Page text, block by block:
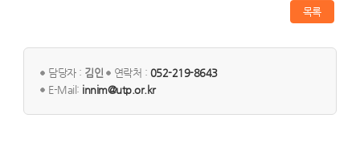
목록
담당자 : 김인 연락처 : 052-219-8643
E-Mail: innim@utp.or.kr